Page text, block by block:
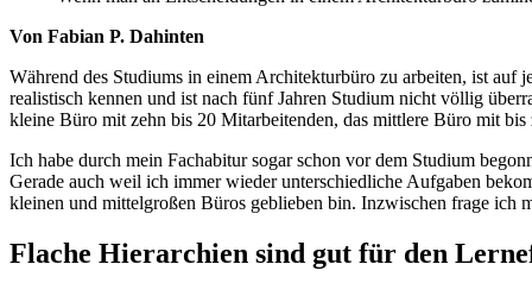
Von Fabian P. Dahinten
Während des Studiums in einem Architekturbüro zu arbeiten, ist auf
realistisch kennen und ist nach fünf Jahren Studium nicht völlig
kleine Büro mit zehn bis 20 Mitarbeitenden, das mittlere Büro mit
Ich habe durch mein Fachabitur sogar schon vor dem Studium
Gerade auch weil ich immer wieder unterschiedliche Aufgaben
kleinen und mittelgroßen Büros geblieben bin. Inzwischen frage ich
Flache Hierarchien sind gut für den